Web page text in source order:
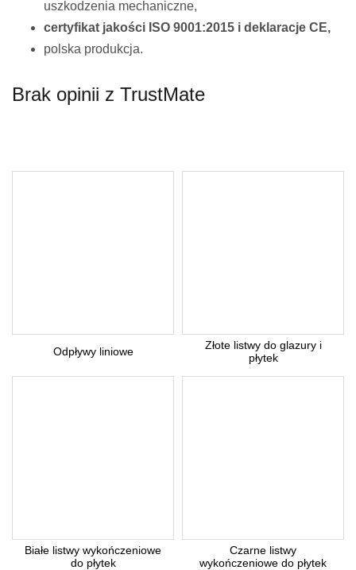
uszkodzenia mechaniczne,
certyfikat jakości ISO 9001:2015 i deklaracje CE,
polska produkcja.
Brak opinii z TrustMate
Odpływy liniowe
Złote listwy do glazury i
płytek
Białe listwy wykończeniowe
do płytek
Czarne listwy
wykończeniowe do płytek
Z uwagi dużą ilość spamu, wymagana jest weryfikacja.